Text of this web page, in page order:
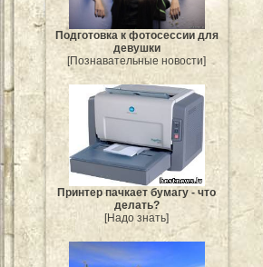
Подготовка к фотосессии для
девушки
[Познавательные новости]
Принтер пачкает бумагу - что
делать?
[Надо знать]